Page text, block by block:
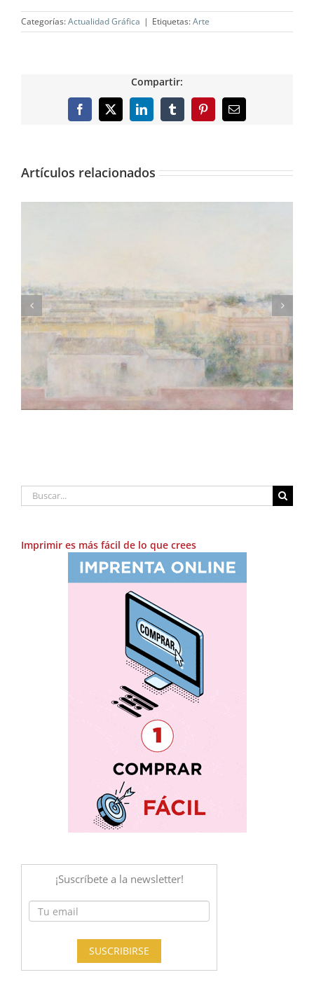
Categorías:Actualidad Gráfica | Etiquetas:Arte
Compartir:
Facebook
X LinkedInTumblrPinterestCorreo
electrónico
Artículos relacionados
Consigue una lámina de «Madrileños»,
fotolibro de Adolfo Morales
Buscar:
Imprimir es más fácil de lo que crees